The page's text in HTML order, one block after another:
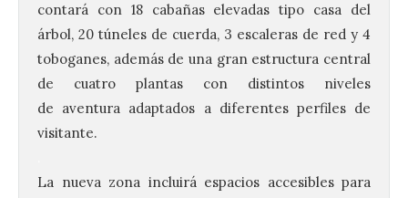
contará con 18 cabañas elevadas tipo casa del
árbol, 20 túneles de cuerda, 3 escaleras de red y 4
toboganes, además de una gran estructura central
de cuatro plantas con distintos niveles
de aventura adaptados a diferentes perfiles de
visitante.
La nueva zona incluirá espacios accesibles para